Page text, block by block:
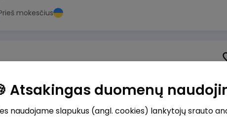
mokesčius
Atsakingas duomenų
naudojame slapukus (angl. cookies) lankytojų srauto